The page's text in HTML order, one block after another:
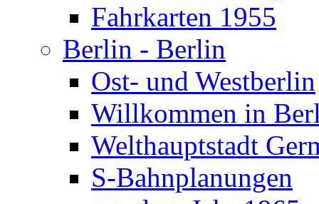
Fahrkarten 1955
Berlin - Berlin
Ost- und Westberlin
Willkommen in
Welthauptstadt
S-Bahnplanungen